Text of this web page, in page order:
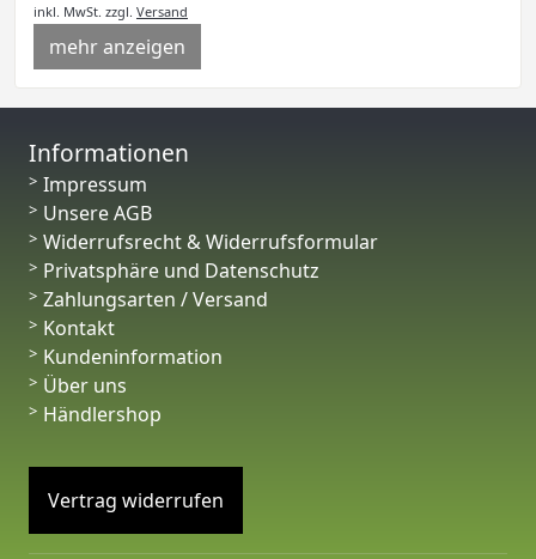
inkl. MwSt. zzgl. Versand
mehr anzeigen
Informationen
Impressum
Unsere AGB
Widerrufsrecht & Widerrufsformular
Privatsphäre und Datenschutz
Zahlungsarten / Versand
Kontakt
Kundeninformation
Über uns
Händlershop
Vertrag widerrufen